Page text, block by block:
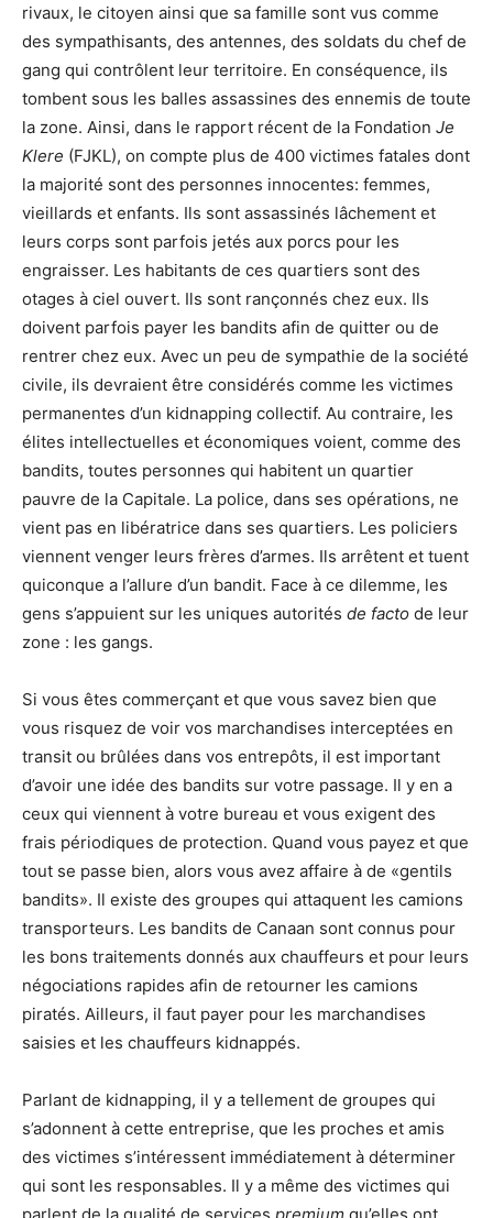
rivaux, le citoyen ainsi que sa famille sont vus comme
des sympathisants, des antennes, des soldats du chef de
gang qui contrôlent leur territoire. En conséquence, ils
tombent sous les balles assassines des ennemis de toute
la zone. Ainsi, dans le rapport récent de la Fondation Je
Klere (FJKL), on compte plus de 400 victimes fatales dont
la majorité sont des personnes innocentes: femmes,
vieillards et enfants. Ils sont assassinés lâchement et
leurs corps sont parfois jetés aux porcs pour les
engraisser. Les habitants de ces quartiers sont des
otages à ciel ouvert. Ils sont rançonnés chez eux. Ils
doivent parfois payer les bandits afin de quitter ou de
rentrer chez eux. Avec un peu de sympathie de la société
civile, ils devraient être considérés comme les victimes
permanentes d’un kidnapping collectif. Au contraire, les
élites intellectuelles et économiques voient, comme des
bandits, toutes personnes qui habitent un quartier
pauvre de la Capitale. La police, dans ses opérations, ne
vient pas en libératrice dans ses quartiers. Les policiers
viennent venger leurs frères d’armes. Ils arrêtent et tuent
quiconque a l’allure d’un bandit. Face à ce dilemme, les
gens s’appuient sur les uniques autorités de facto de leur
zone : les gangs.
Si vous êtes commerçant et que vous savez bien que
vous risquez de voir vos marchandises interceptées en
transit ou brûlées dans vos entrepôts, il est important
d’avoir une idée des bandits sur votre passage. Il y en a
ceux qui viennent à votre bureau et vous exigent des
frais périodiques de protection. Quand vous payez et que
tout se passe bien, alors vous avez affaire à de «gentils
bandits». Il existe des groupes qui attaquent les camions
transporteurs. Les bandits de Canaan sont connus pour
les bons traitements donnés aux chauffeurs et pour leurs
négociations rapides afin de retourner les camions
piratés. Ailleurs, il faut payer pour les marchandises
saisies et les chauffeurs kidnappés.
Parlant de kidnapping, il y a tellement de groupes qui
s’adonnent à cette entreprise, que les proches et amis
des victimes s’intéressent immédiatement à déterminer
qui sont les responsables. Il y a même des victimes qui
parlent de la qualité de services premium qu’elles ont